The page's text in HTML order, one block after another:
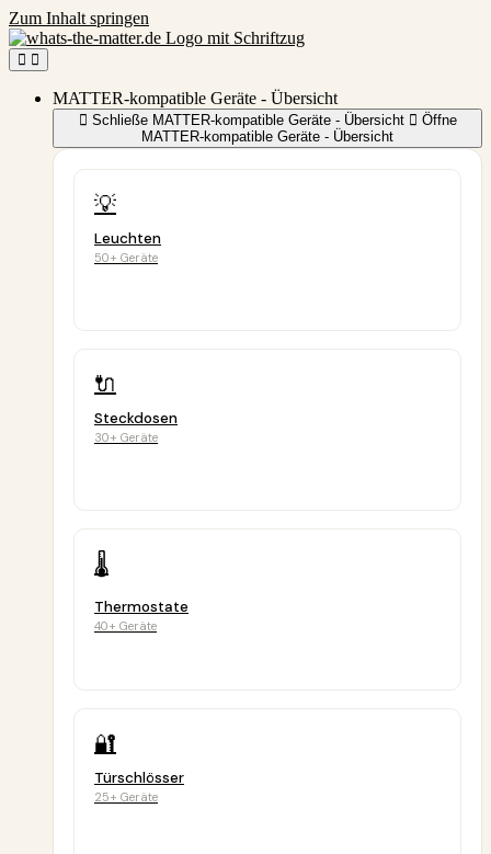
Zum Inhalt springen
MATTER-kompatible Geräte - Übersicht
Schließe MATTER-kompatible Geräte - Übersicht
Öffne
MATTER-kompatible Geräte - Übersicht
💡
Leuchten
50+ Geräte
🔌
Steckdosen
30+ Geräte
🌡️
Thermostate
40+ Geräte
🔐
Türschlösser
25+ Geräte